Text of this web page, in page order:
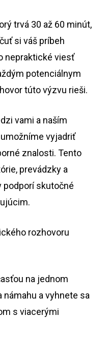
trvá 30 až 60 minút,
si váš príbeh
nepraktické viesť
potenciálnym
túto výzvu rieši.
vami a naším
vyjadriť
znalosti. Tento
prevádzky a
podporí skutočné
rozhovoru
na jednom
a vyhnete sa
s viacerými